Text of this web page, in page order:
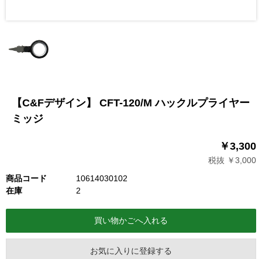
【C&Fデザイン】 CFT-120/M ハックルプライヤー
ミッジ
￥3,300
税抜 ￥3,000
商品コード
10614030102
在庫
2
お気に入りに登録する